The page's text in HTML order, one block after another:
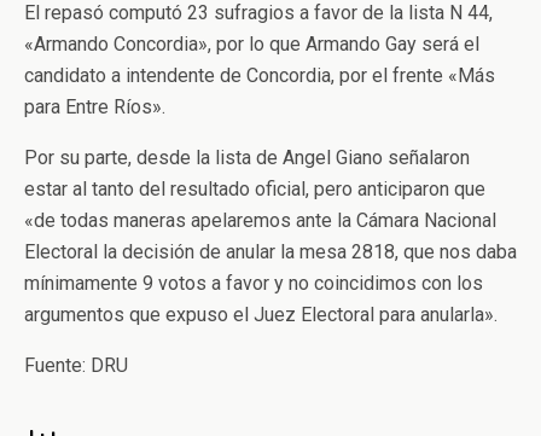
El repasó computó 23 sufragios a favor de la lista N 44,
«Armando Concordia», por lo que Armando Gay será el
candidato a intendente de Concordia, por el frente «Más
para Entre Ríos».
Por su parte, desde la lista de Angel Giano señalaron
estar al tanto del resultado oficial, pero anticiparon que
«de todas maneras apelaremos ante la Cámara Nacional
Electoral la decisión de anular la mesa 2818, que nos daba
mínimamente 9 votos a favor y no coincidimos con los
argumentos que expuso el Juez Electoral para anularla».
Fuente: DRU